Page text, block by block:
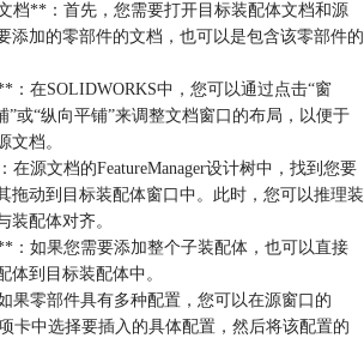
**：首先，您需要打开目标装配体文档和源
添加的零部件的文档，也可以是包含该零部件的
在SOLIDWORKS中，您可以通过点击“窗
”或“纵向平铺”来调整文档窗口的布局，以便于
文档。
文档的FeatureManager设计树中，找到您要
拖动到目标装配体窗口中。此时，您可以推理装
装配体对齐。
如果您需要添加整个子装配体，也可以直接
体到目标装配体中。
零部件具有多种配置，您可以在源窗口的
卡中选择要插入的具体配置，然后将该配置的